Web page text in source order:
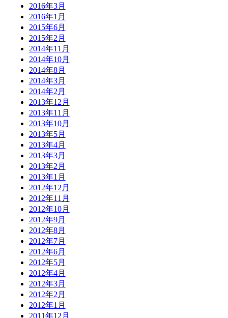
2016年3月
2016年1月
2015年6月
2015年2月
2014年11月
2014年10月
2014年8月
2014年3月
2014年2月
2013年12月
2013年11月
2013年10月
2013年5月
2013年4月
2013年3月
2013年2月
2013年1月
2012年12月
2012年11月
2012年10月
2012年9月
2012年8月
2012年7月
2012年6月
2012年5月
2012年4月
2012年3月
2012年2月
2012年1月
2011年12月